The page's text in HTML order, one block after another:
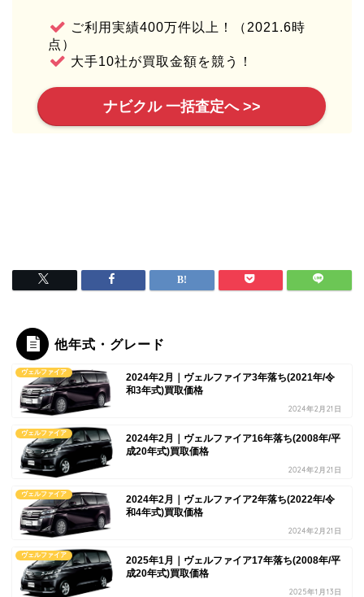
ご利用実績400万件以上！（2021.6時
点）
大手10社が買取金額を競う！
ナビクル 一括査定へ >>
他年式・グレード
ヴェルファイア
2024年2月｜ヴェルファイア3年落ち(2021年/令
和3年式)買取価格
2024年2月21日
ヴェルファイア
2024年2月｜ヴェルファイア16年落ち(2008年/平
成20年式)買取価格
2024年2月21日
ヴェルファイア
2024年2月｜ヴェルファイア2年落ち(2022年/令
和4年式)買取価格
2024年2月21日
ヴェルファイア
2025年1月｜ヴェルファイア17年落ち(2008年/平
成20年式)買取価格
2025年1月13日